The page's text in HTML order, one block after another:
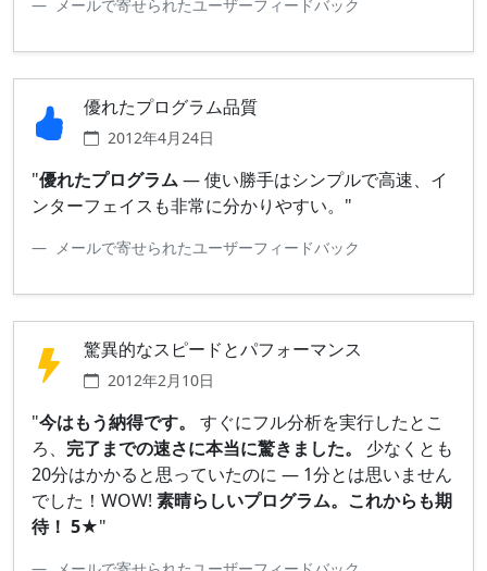
メールで寄せられたユーザーフィードバック
優れたプログラム品質
2012年4月24日
"優れたプログラム— 使い勝手はシンプルで高速、イ
ンターフェイスも非常に分かりやすい。"
メールで寄せられたユーザーフィードバック
驚異的なスピードとパフォーマンス
2012年2月10日
"今はもう納得です。
すぐにフル分析を実行したとこ
ろ、 完了までの速さに本当に驚きました。
少なくとも
20分はかかると思っていたのに — 1分とは思いません
でした！WOW! 素晴らしいプログラム。これからも期
待！ 5★"